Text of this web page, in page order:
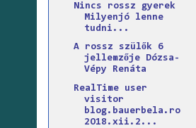
Nincs ​rossz gyerek
Milyen ​jó lenne
tudni...
A rossz szülők 6
jellemzője Dózsa-
Vépy Renáta
RealTime user
visitor
blog.bauerbela.ro
2O18.xii.2...